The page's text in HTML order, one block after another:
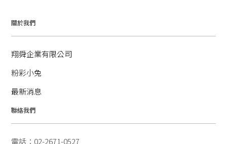
關於我們
翔舜企業有限公司
粉彩小兔
最新消息
聯絡我們
電話：02-2671-0527